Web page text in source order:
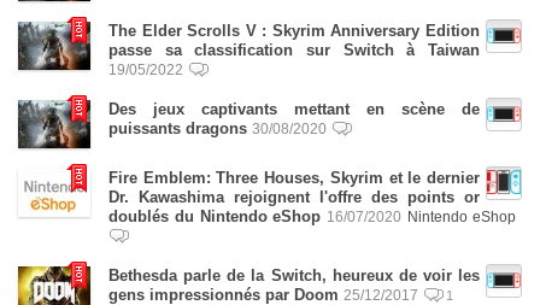
The Elder Scrolls V : Skyrim Anniversary Edition
passe sa classification sur Switch à Taiwan
19/05/2022
Des jeux captivants mettant en scène de
puissants dragons 30/08/2020
Fire Emblem: Three Houses, Skyrim et le dernier
Dr. Kawashima rejoignent l'offre des points or
doublés du Nintendo eShop 16/07/2020 Nintendo eShop
Bethesda parle de la Switch, heureux de voir les
gens impressionnés par Doom 25/12/2017 1